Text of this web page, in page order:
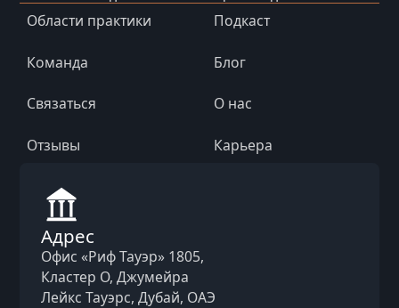
Области практики Подкаст
Команда Блог
Связаться О нас
Отзывы Карьера
Адрес
Офис «Риф Тауэр» 1805,
Кластер O, Джумейра
Лейкс Тауэрс, Дубай, ОАЭ